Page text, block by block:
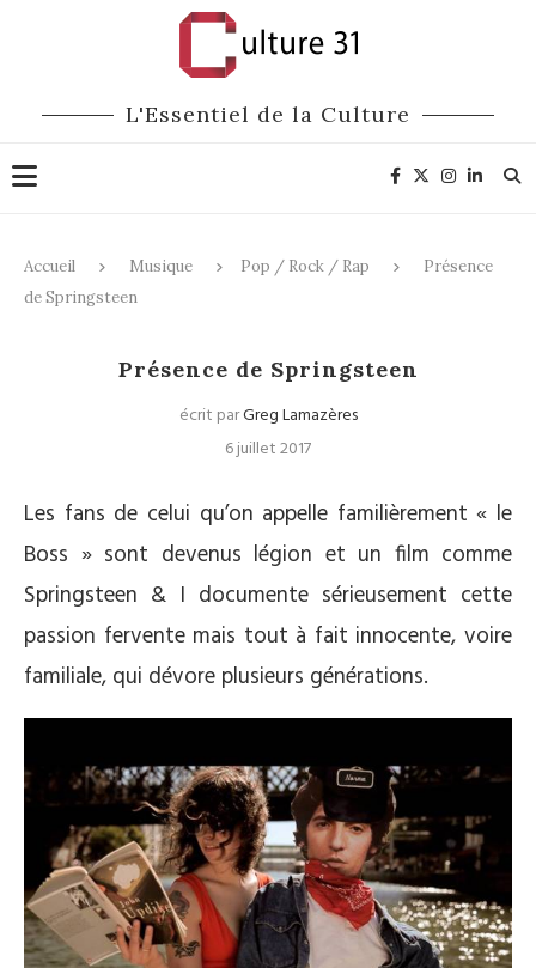
L'Essentiel de la Culture
Accueil Musique Pop / Rock / Rap
Présence
de Springsteen
Présence de Springsteen
écrit parGreg Lamazères
6 juillet 2017
Les fans de celui qu’on appelle familièrement « le
Boss » sont devenus légion et un film comme
Springsteen & I documente sérieusement cette
passion fervente mais tout à fait innocente, voire
familiale, qui dévore plusieurs générations.